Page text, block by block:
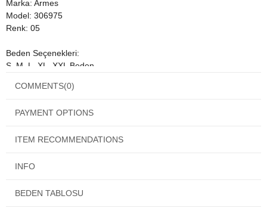
Marka: Armes
Model: 306975
Renk: 05
Beden Seçenekleri:
S, M, L, XL, XXL Beden
ve bone olmak üzere 4 parçadan oluşmaktadır.
Ürünün sütyeni bedene sabittir.
Aynı gün stoktan gönderim yapılmaktadır.
COMMENTS(0)
PAYMENT OPTIONS
ITEM RECOMMENDATIONS
INFO
BEDEN TABLOSU